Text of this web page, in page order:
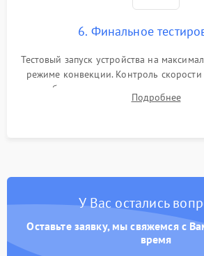
6. Финальное
Тестовый запуск устройства на
режиме конвекции. Контроль скорости
срабатывания термостата при
температуры и тест на отсутствие
Подробнее
У Вас остались
Оставьте заявку, мы свяжемся с
время